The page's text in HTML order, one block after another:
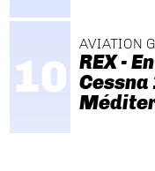
AVIATION
REX -